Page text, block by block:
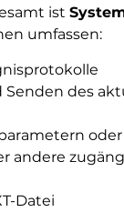
ist
umfassen:
des
oder
Datei